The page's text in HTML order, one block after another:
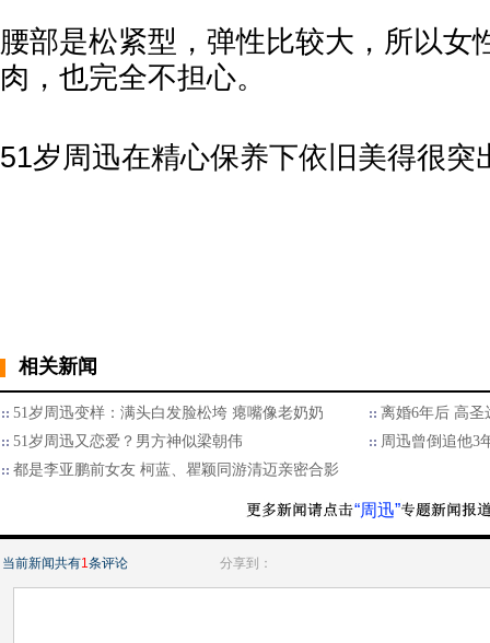
腰部是松紧型，弹性比较大，所以女
肉，也完全不担心。
51岁周迅在精心保养下依旧美得很突
相关新闻
51岁周迅变样：满头白发脸松垮 瘪嘴像老奶奶
离婚6年后 高圣
51岁周迅又恋爱？男方神似梁朝伟
周迅曾倒追他3
都是李亚鹏前女友 柯蓝、瞿颖同游清迈亲密合影
“周迅”
当前新闻共有1条评论 分享到：